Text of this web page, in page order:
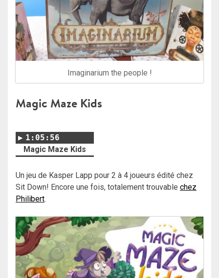
Imaginarium the people !
Magic Maze Kids
1:05:56
Magic Maze Kids
Un jeu de Kasper Lapp pour 2 à 4 joueurs édité chez
Sit Down! Encore une fois, totalement trouvable chez
Philibert.